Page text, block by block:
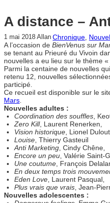
A distance –
1 mai 2018 Allan Chronique,
A l’occasion de BienVenus sur
se tenant au Prieuré du Vivoin
nouvelles a eu lieu sur le thème «
Parmi la centaine de nouvelles
retenu 12, nouvelles
participé.
Ce recueil est disponible sur le
Mars.
Nouvelles adultes :
Coordination des souffles,
Zero Kill, Laurent Renerken,
Vision historique, Lionel
Louise, Thierry Gasteuil
Anti Marketing, Cindy Chêne,
Encore un peu, Valérie Saint-
Une coutume, François
En deux temps trois
Eden Love, Laurent Pasqual,
Plus vrais que vrais, Jean-
Nouvelles adolescentes :